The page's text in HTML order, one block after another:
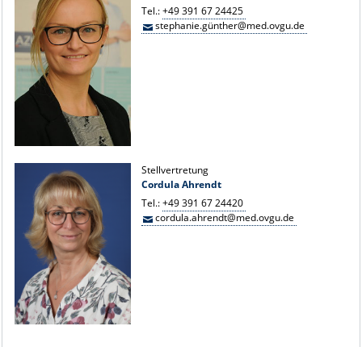
Tel.:+49 391 67 24425
stephanie.günther@med.ovgu.de
Stellvertretung
Cordula Ahrendt
Tel.:+49 391 67 24420
cordula.ahrendt@med.ovgu.de